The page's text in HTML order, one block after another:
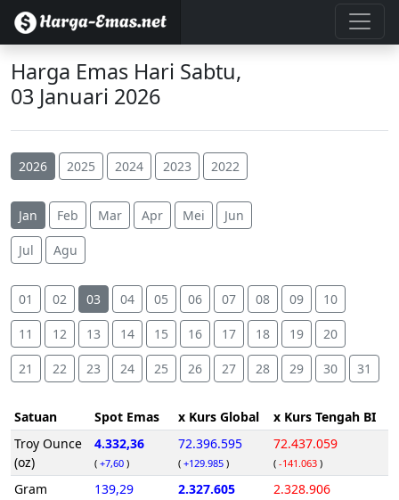
Harga Emas Hari Sabtu,
03 Januari 2026
2026 2025 2024 2023 2022
Jan Feb Mar Apr Mei Jun
Jul Agu
01 02 03 04 05 06 07 08 09 10
11 12 13 14 15 16 17 18 19 20
21 22 23 24 25 26 27 28 29 30 31
Satuan Spot Emas x Kurs Global
x Kurs Tengah BI
Troy Ounce
(oz)
4.332,36
( +7,60 )
72.396.595
( +129.985 )
72.437.059
( -141.063 )
Gram
139,29 2.327.605 2.328.906